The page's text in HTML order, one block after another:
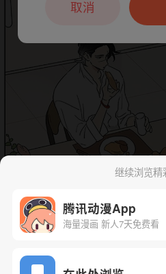
继续浏览精
腾讯动漫App
海量漫画 新人7天免费看
取消